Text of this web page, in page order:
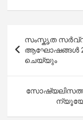
navigation
സംസ്കൃത
ആഘോഷങ്ങള്‍
ചെയ്യും